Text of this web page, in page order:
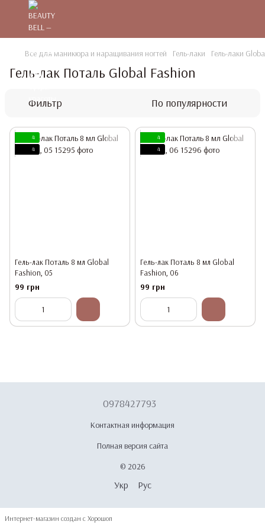
Все для маникюра и наращивания ногтей Гель-лаки Гель-лаки
Гель-лак Поталь Global Fashion
Фильтр По популярности
4
4
Гель-лак Поталь 8 мл Global
Fashion, 05
99 грн
4
4
Гель-лак Поталь 8 мл Global
Fashion, 06
99 грн
0978427793
Контактная информация
Полная версия сайта
© 2026
Укр Рус
Интернет-магазин создан с Хорошоп